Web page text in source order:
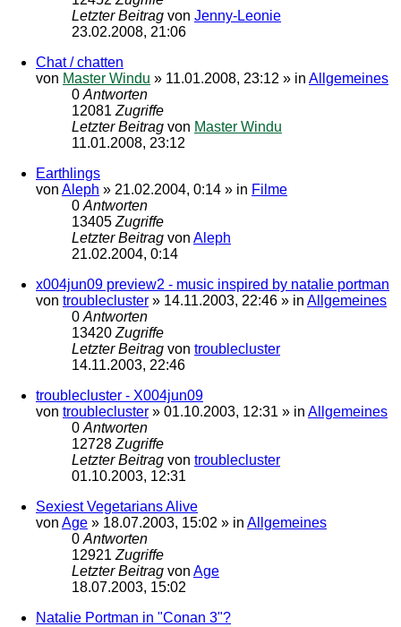
Letzter Beitrag von Jenny-Leonie
23.02.2008, 21:06
Chat / chatten
von Master Windu » 11.01.2008, 23:12 » in Allgemeines
0 Antworten
12081 Zugriffe
Letzter Beitrag von Master Windu
11.01.2008, 23:12
Earthlings
von Aleph » 21.02.2004, 0:14 » in Filme
0 Antworten
13405 Zugriffe
Letzter Beitrag von Aleph
21.02.2004, 0:14
x004jun09 preview2 - music inspired by natalie portman
von troublecluster » 14.11.2003, 22:46 » in Allgemeines
0 Antworten
13420 Zugriffe
Letzter Beitrag von troublecluster
14.11.2003, 22:46
troublecluster - X004jun09
von troublecluster » 01.10.2003, 12:31 » in Allgemeines
0 Antworten
12728 Zugriffe
Letzter Beitrag von troublecluster
01.10.2003, 12:31
Sexiest Vegetarians Alive
von Age » 18.07.2003, 15:02 » in Allgemeines
0 Antworten
12921 Zugriffe
Letzter Beitrag von Age
18.07.2003, 15:02
Natalie Portman in "Conan 3"?